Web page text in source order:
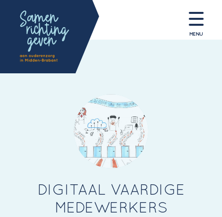
MENU
DIGITAAL VAARDIGE
MEDEWERKERS